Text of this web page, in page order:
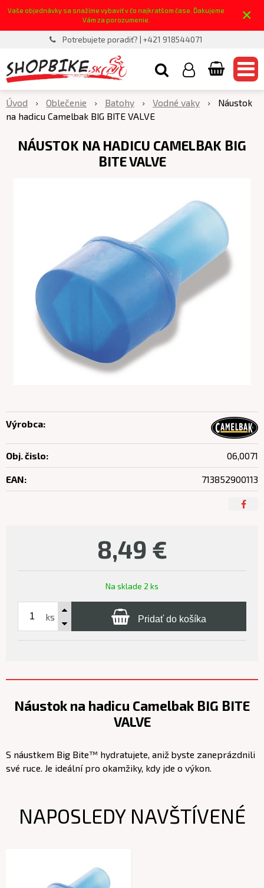
Vaše objednávky sa snažíme vybaviť v čo najkratšom čase. Ďakujeme
Vám za porozumenie.
×
Potrebujete poradiť? | +421 918544071
Úvod Oblečenie Batohy Vodné vaky
Náustok
na hadicu Camelbak BIG BITE VALVE
NÁUSTOK NA HADICU CAMELBAK BIG
BITE VALVE
8,49 €
Na sklade 2 ks
ks Pridať do košíka
Výrobca:
Obj. čislo: 06,0071
EAN: 713852900113
Náustok na hadicu Camelbak BIG BITE
VALVE
S náustkem Big Bite™ hydratujete, aniž byste zaneprázdnili
své ruce. Je ideální pro okamžiky, kdy jde o výkon.
NAPOSLEDY NAVŠTÍVENÉ